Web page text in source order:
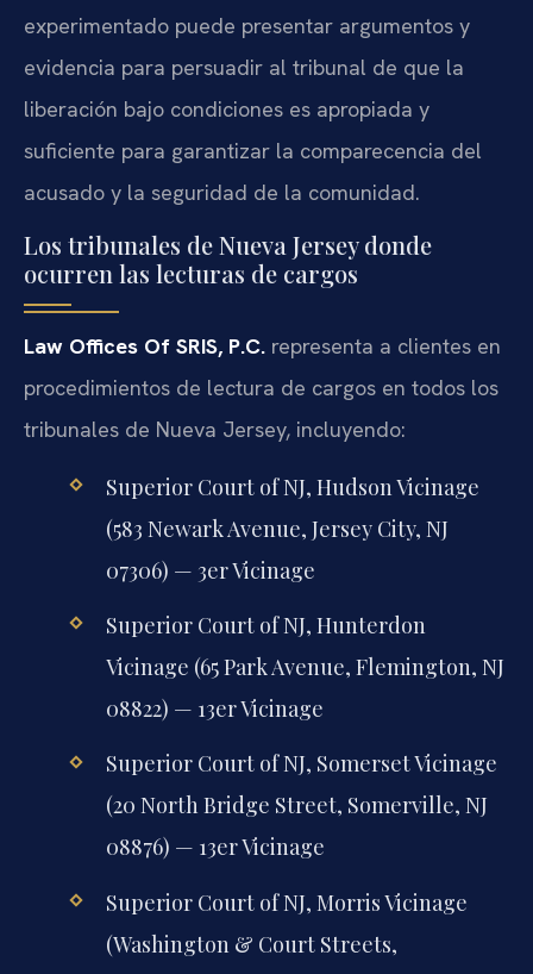
experimentado puede presentar argumentos y
evidencia para persuadir al tribunal de que la
liberación bajo condiciones es apropiada y
suficiente para garantizar la comparecencia del
acusado y la seguridad de la comunidad.
Los tribunales de Nueva Jersey donde
ocurren las lecturas de cargos
Law Offices Of SRIS, P.C. representa a clientes en
procedimientos de lectura de cargos en todos los
tribunales de Nueva Jersey, incluyendo:
Superior Court of NJ, Hudson Vicinage
(583 Newark Avenue, Jersey City, NJ
07306) — 3er Vicinage
Superior Court of NJ, Hunterdon
Vicinage (65 Park Avenue, Flemington, NJ
08822) — 13er Vicinage
Superior Court of NJ, Somerset Vicinage
(20 North Bridge Street, Somerville, NJ
08876) — 13er Vicinage
Superior Court of NJ, Morris Vicinage
(Washington & Court Streets,